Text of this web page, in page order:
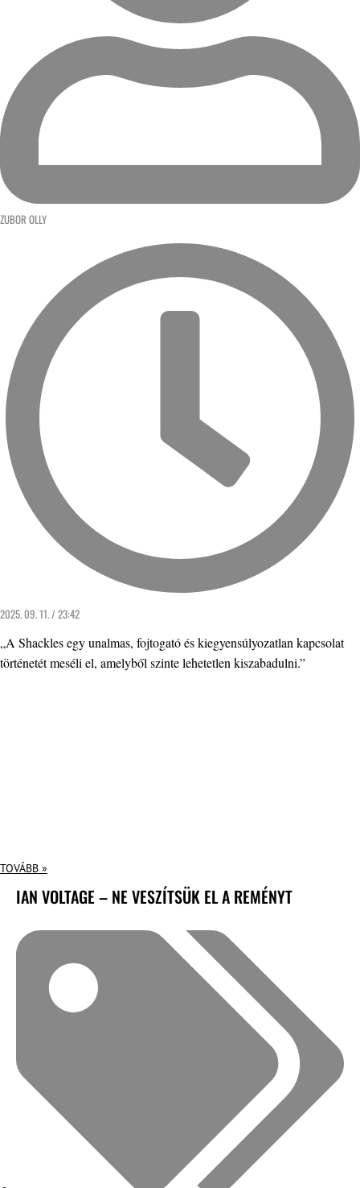
ZUBOR OLLY
2025. 09. 11. / 23:42
„A Shackles egy unalmas, fojtogató és kiegyensúlyozatlan kapcsolat
történetét meséli el, amelyből szinte lehetetlen kiszabadulni.”
TOVÁBB »
IAN VOLTAGE – NE VESZÍTSÜK EL A REMÉNYT